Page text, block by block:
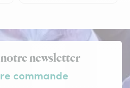
newsletter
commande